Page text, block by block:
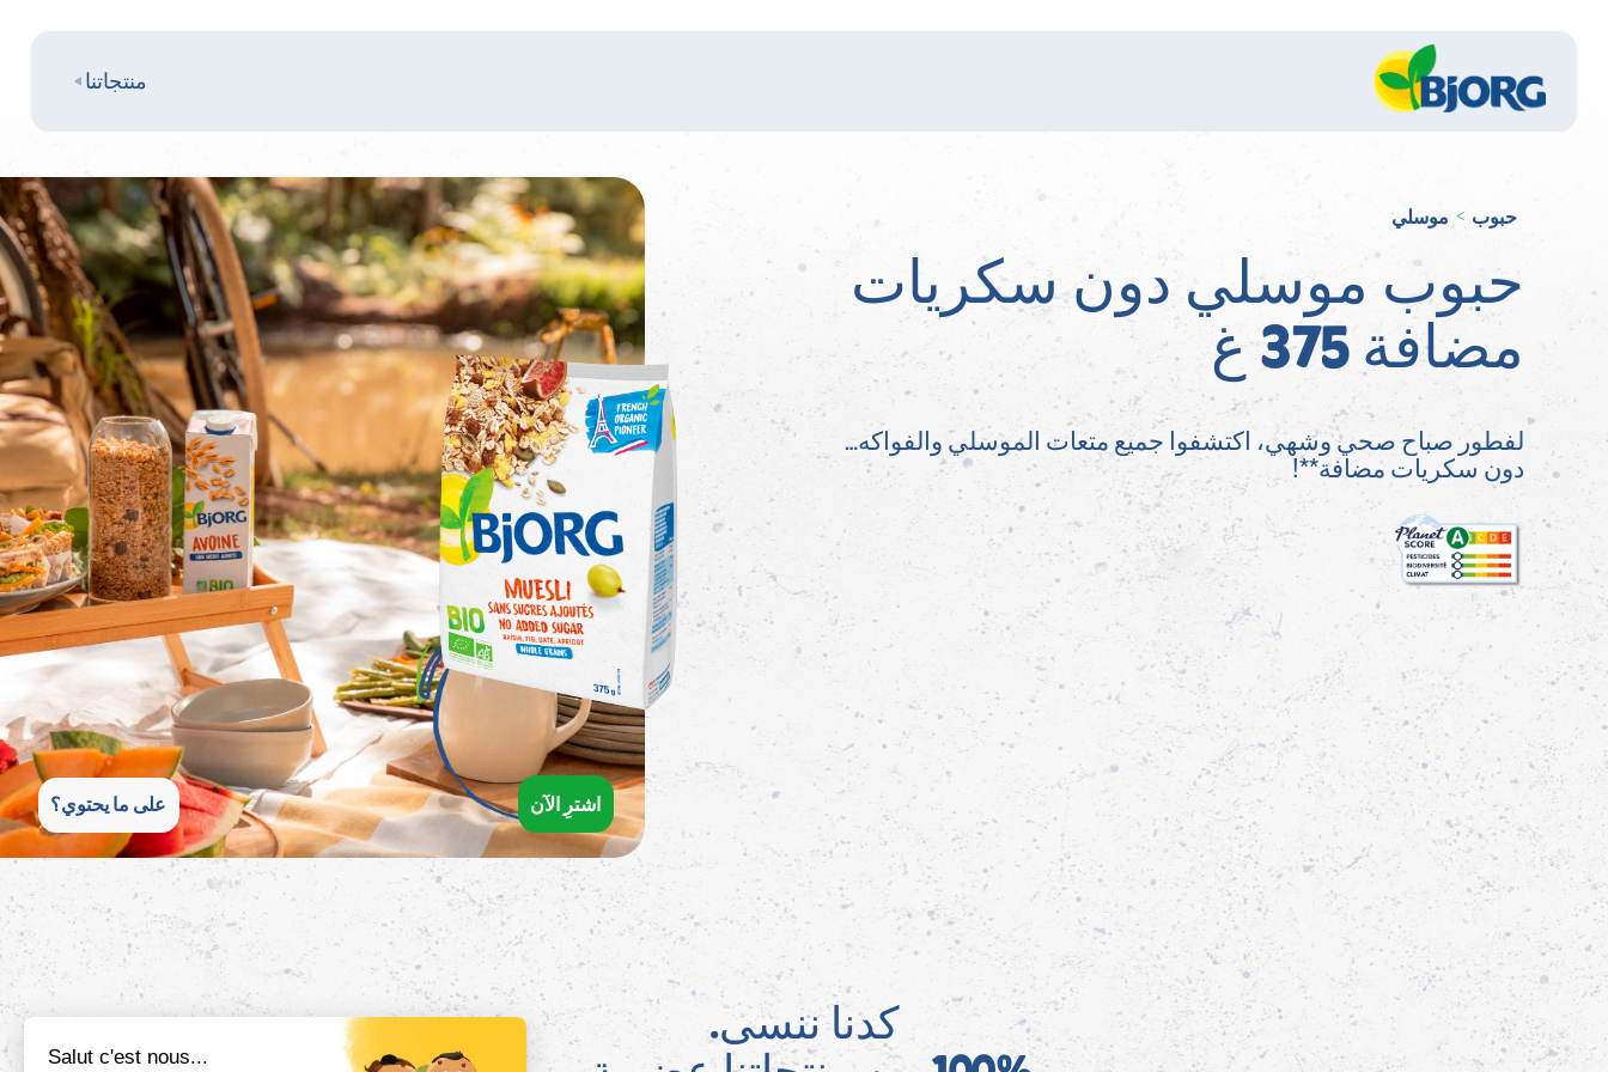
منتجاتنا
على ما يحتوي؟ اشترِ الآن
حبوب > موسلي
حبوب موسلي دون سكريات
مضافة 375 غ
لفطور صباح صحي وشهي، اكتشفوا جميع متعات الموسلي والفواكه…
دون سكريات مضافة**!
كدنا ننسى.